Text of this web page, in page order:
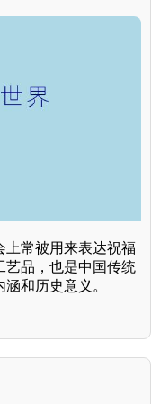
上常被用来表达祝福
艺品，也是中国传统
和历史意义。